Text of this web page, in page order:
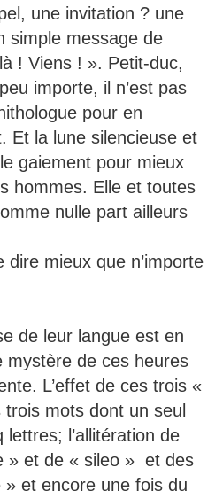
une invitation ? une
simple message de
! Viens ! ». Petit-duc,
importe, il n’est pas
pour en
Et la lune silencieuse et
gaiement pour mieux
hommes. Elle et toutes
nulle part ailleurs
mieux que n’importe
de leur langue est en
mystère de ces heures
L’effet de ces trois «
mots dont un seul
l’allitération de
» et de « sileo » et des
et encore une fois du